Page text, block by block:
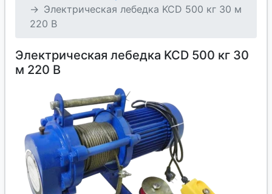
Электрическая лебедка KCD 500 кг 30 м
220 В
Электрическая лебедка KCD 500 кг 30
м 220 В